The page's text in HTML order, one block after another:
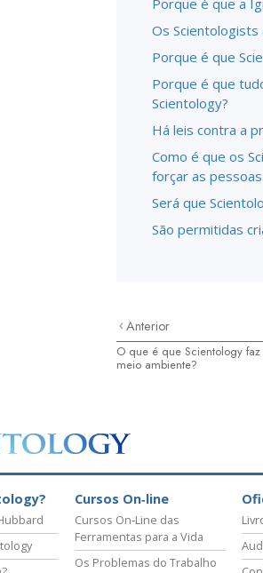
Porque é que a
Os
Porque é que
Porque é que
Scientology?
Há leis contra a
Como é que os
forçar as
Será que
São permitidas
Anterior
O que é que Scientology
meio ambiente?
Cursos On‑line
Cursos On‑Line das
Ferramentas para a Vida
Os Problemas do Trabalho